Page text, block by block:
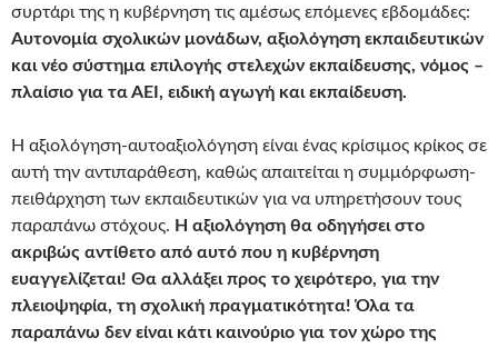
συρτάρι της η κυβέρνηση τις αμέσως επόμενες εβδομάδες:
Αυτονομία σχολικών μονάδων, αξιολόγηση εκπαιδευτικών
και νέο σύστημα επιλογής στελεχών εκπαίδευσης, νόμος –
πλαίσιο για τα ΑΕΙ, ειδική αγωγή και εκπαίδευση.
Η αξιολόγηση-αυτοαξιολόγηση είναι ένας κρίσιμος κρίκος σε
αυτή την αντιπαράθεση, καθώς απαιτείται η συμμόρφωση-
πειθάρχηση των εκπαιδευτικών για να υπηρετήσουν τους
παραπάνω στόχους. Η αξιολόγηση θα οδηγήσει στο
ακριβώς αντίθετο από αυτό που η κυβέρνηση
ευαγγελίζεται! Θα αλλάξει προς το χειρότερο, για την
πλειοψηφία, τη σχολική πραγματικότητα! Όλα τα
παραπάνω δεν είναι κάτι καινούριο για τον χώρο της